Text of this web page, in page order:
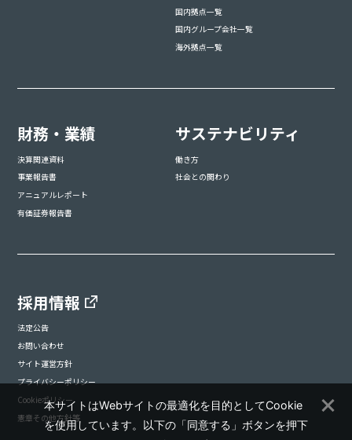
国内拠点一覧
国内グループ会社一覧
海外拠点一覧
財務・業績
決算関連資料
事業報告書
アニュアルレポート
有価証券報告書
サステナビリティ
働き方
社会との関わり
採用情報
法定公告
お問い合わせ
サイト運営方針
プライバシーポリシー
Cookieポリシー
憲章その他方針等
本サイトはWebサイトの最適化を目的としてCookie
を使用しています。以下の「同意する」ボタンを押下